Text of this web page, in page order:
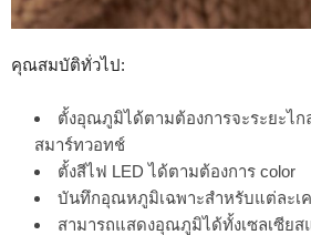
คุณสมบัติทั่วไป:
ตั้งอุณภูมิได้ตามต้องการจะระยะไ
สมาร์ทวอทช์
ตั้งสีไฟ LED ได้ตามต้องการ color
บันทึกอุณหภูมิเฉพาะสำหรับแต่ละเ
สามารถแสดงอุณภูมิได้ทั้งเซลเซียส